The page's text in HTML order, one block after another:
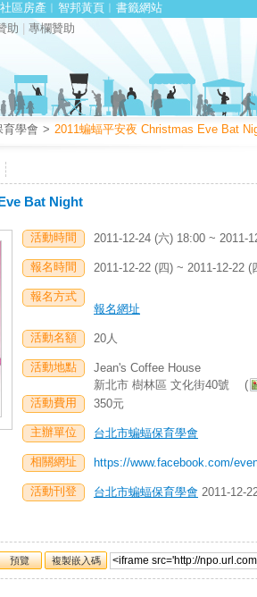
社區房產 ︱ 智邦黃頁 ︱ 書籤網站
助 專欄贊助
育學會 > 2011蝙蝠平安夜 Christmas Eve Bat
Bat Night
活動時間 2011-12-24 (六) 18:00 ~ 2011-
報名時間 2011-12-22 (四) ~ 2011-12-22
報名方式
報名網址
活動名額 20人
活動地點
Jean's Coffee House
新北市 樹林區 文化街40號 (
活動費用
350元
主辦單位 台北市蝙蝠保育學會
相關網址 https://www.facebook.com/
活動刊登 台北市蝙蝠保育學會 2011-12-
預覽 複製嵌入碼